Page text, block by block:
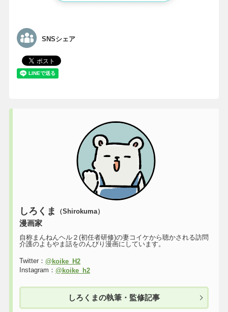
SNSシェア
しろくま （Shirokuma）
漫画家
自称まんねんヘル２(初任者研修)の妻コイケから聴かされる訪問
介護のよもやま話をのんびり漫画にしています。
Twitter： @koike_H2
Instagram： @koike_h2
しろくまの執筆・監修記事